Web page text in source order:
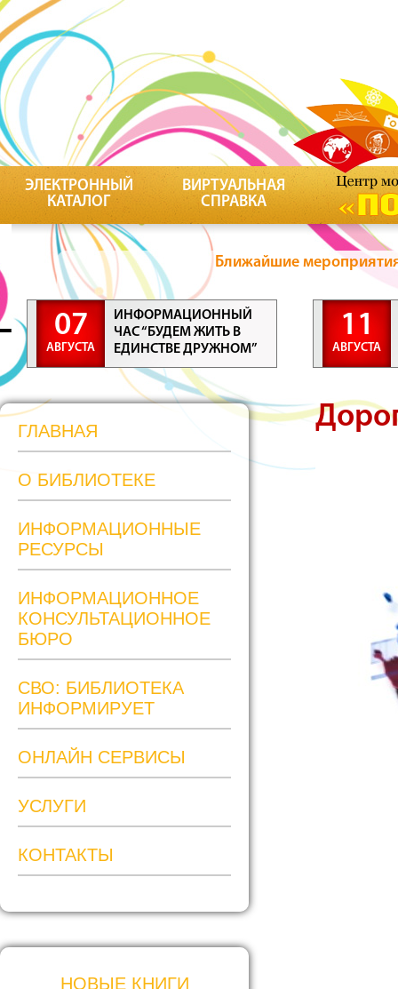
ЭЛЕКТРОННЫЙ
КАТАЛОГ
ВИРТУАЛЬНАЯ
СПРАВКА
Ближайшие
07
АВГУСТА
ИНФОРМАЦИОННЫЙ
ЧАС “БУДЕМ ЖИТЬ В
ЕДИНСТВЕ ДРУЖНОМ”
11
АВГУСТА
ГЛАВНАЯ
О БИБЛИОТЕКЕ
ИНФОРМАЦИОННЫЕ
РЕСУРСЫ
ИНФОРМАЦИОННОЕ
КОНСУЛЬТАЦИОННОЕ
БЮРО
СВО: БИБЛИОТЕКА
ИНФОРМИРУЕТ
ОНЛАЙН СЕРВИСЫ
УСЛУГИ
КОНТАКТЫ
НОВЫЕ КНИГИ